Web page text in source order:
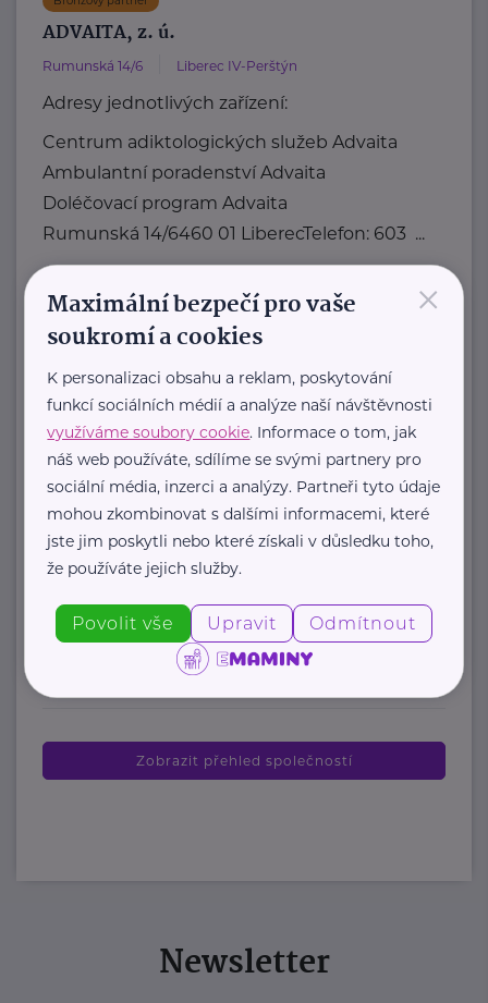
ADVAITA, z. ú.
Rumunská 14/6 Liberec IV-Perštýn
Adresy jednotlivých zařízení:
Centrum adiktologických služeb Advaita
Ambulantní poradenství Advaita
Doléčovací program Advaita
Rumunská 14/6460 01 LiberecTelefon: 603 ...
info@advaitaliberec.cz
Teen Challenge International ČR
Cejl 18 Brno
Teen Challenge ČR patří do sítě
služeb mezinárodní křesťanské
organizace Teen Challenge.
Organizace byla založena ...
www.teenchallenge.cz
+420 775 556 634
marsalova@teenchallenge.cz
Zobrazit přehled společností
Newsletter
×
Maximální bezpečí pro vaše
soukromí a cookies
K personalizaci obsahu a reklam, poskytování
funkcí sociálních médií a analýze naší návštěvnosti
využíváme soubory cookie. Informace o tom, jak
náš web používáte, sdílíme se svými partnery pro
sociální média, inzerci a analýzy. Partneři tyto údaje
mohou zkombinovat s dalšími informacemi, které
jste jim poskytli nebo které získali v důsledku toho,
že používáte jejich služby.
Povolit vše Upravit Odmítnout